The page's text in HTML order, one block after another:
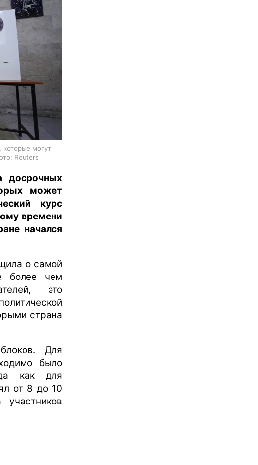
которые могут
Reuters
досрочных
может
курс
времени
начался
о самой
более чем
это
страна
Для
было
как для
от 8 до 10